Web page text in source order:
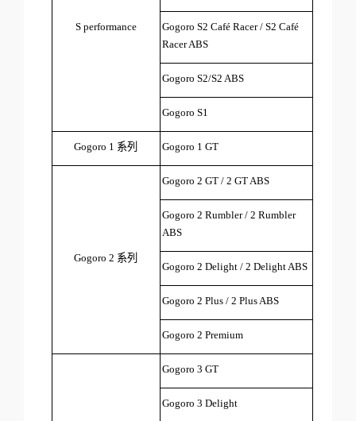
S performance
Gogoro S2 Café Racer / S2 Café
Racer ABS
Gogoro S2/S2 ABS
Gogoro S1
Gogoro 1 系列 Gogoro 1 GT
Gogoro 2 系列
Gogoro 2 GT / 2 GT ABS
Gogoro 2 Rumbler / 2 Rumbler
ABS
Gogoro 2 Delight / 2 Delight ABS
Gogoro 2 Plus / 2 Plus ABS
Gogoro 2 Premium
Gogoro 3 GT
Gogoro 3 Delight